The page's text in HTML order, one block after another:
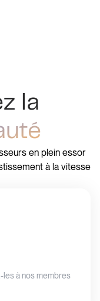
la
en plein essor
à la vitesse
les à nos membres